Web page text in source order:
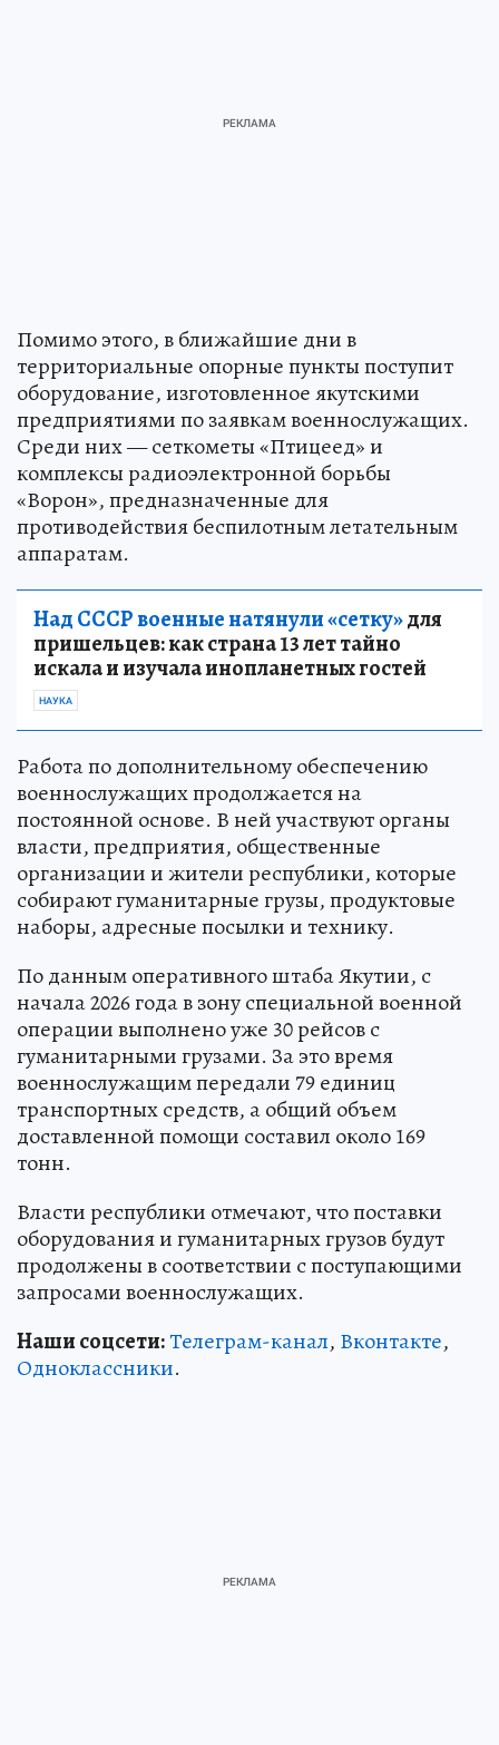
Помимо этого, в ближайшие дни в
территориальные опорные пункты поступит
оборудование, изготовленное якутскими
предприятиями по заявкам военнослужащих.
Среди них — сеткометы «Птицеед» и
комплексы радиоэлектронной борьбы
«Ворон», предназначенные для
противодействия беспилотным летательным
аппаратам.
Над СССР военные натянули «сетку»для
пришельцев: как страна 13 лет тайно
искала и изучала инопланетных гостей
НАУКА
Работа по дополнительному обеспечению
военнослужащих продолжается на
постоянной основе. В ней участвуют органы
власти, предприятия, общественные
организации и жители республики, которые
собирают гуманитарные грузы, продуктовые
наборы, адресные посылки и технику.
По данным оперативного штаба Якутии, с
начала 2026 года в зону специальной военной
операции выполнено уже 30 рейсов с
гуманитарными грузами. За это время
военнослужащим передали 79 единиц
транспортных средств, а общий объем
доставленной помощи составил около 169
тонн.
Власти республики отмечают, что поставки
оборудования и гуманитарных грузов будут
продолжены в соответствии с поступающими
запросами военнослужащих.
Наши соцсети:Телеграм-канал, Вконтакте,
Одноклассники.